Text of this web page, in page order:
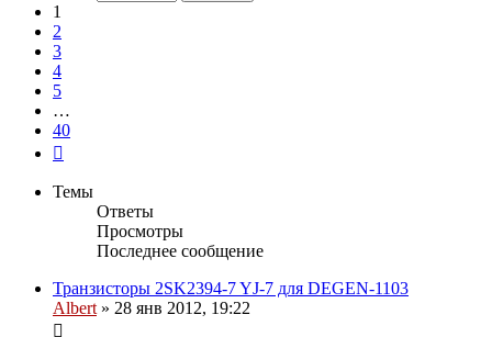
1
2
3
4
5
…
40
Темы
Ответы
Просмотры
Последнее сообщение
Транзисторы 2SK2394-7 YJ-7 для DEGEN-1103
Albert » 28 янв 2012, 19:22